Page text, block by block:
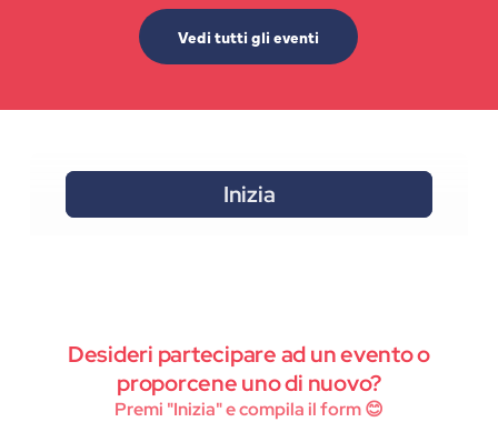
Vedi tutti gli eventi